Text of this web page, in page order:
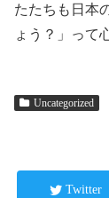
たたちも日本
ょう？」って
Uncategorized
Twitter